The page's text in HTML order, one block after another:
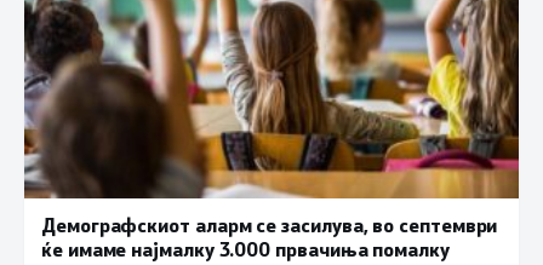
Демографскиот аларм се засилува, во септември
ќе имаме најмалку 3.000 првачиња помалку